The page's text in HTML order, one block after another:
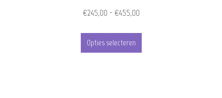
€245,00 - €455,00Prijsklasse:
Opties selecteren
Dit
product